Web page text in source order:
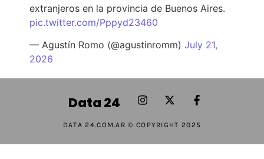
extranjeros en la provincia de Buenos Aires.
pic.twitter.com/Pppyd23460
— Agustín Romo (@agustinromm) July 21,
2026
Data 24
DATA 24.COM.AR © COPYRIGHT 2025